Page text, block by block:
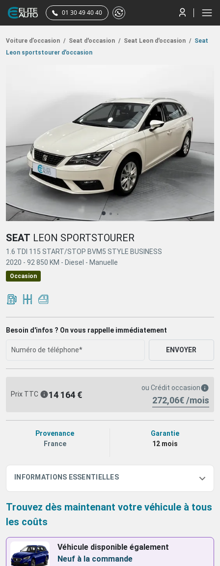
01 30 49 40 40
Voiture d’occasion / Seat d'occasion / Seat Leon d'occasion / Seat
Leon sportstourer d'occasion
SEAT LEON SPORTSTOURER
1.6 TDI 115 START/STOP BVM5 STYLE BUSINESS
2020 - 92 850 KM - Diesel - Manuelle
Occasion
Besoin d'infos ? On vous rappelle immédiatement
ENVOYER
Prix TTC 14 164 €
ou Crédit occasion
272,06€ /mois
Provenance
France
Garantie
12 mois
INFORMATIONS ESSENTIELLES
Trouvez dès maintenant votre véhicule à tous
les coûts
Véhicule disponible également
Neuf à la commande